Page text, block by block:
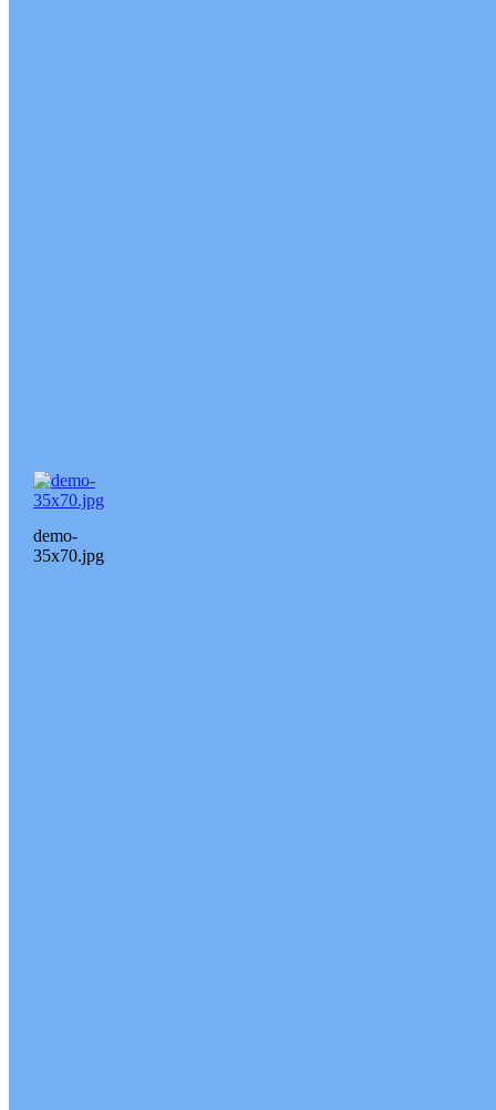
demo-
35x70.jpg